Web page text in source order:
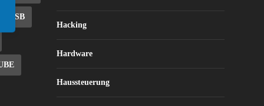
USB
Hacking
Hardware
Haussteuerung